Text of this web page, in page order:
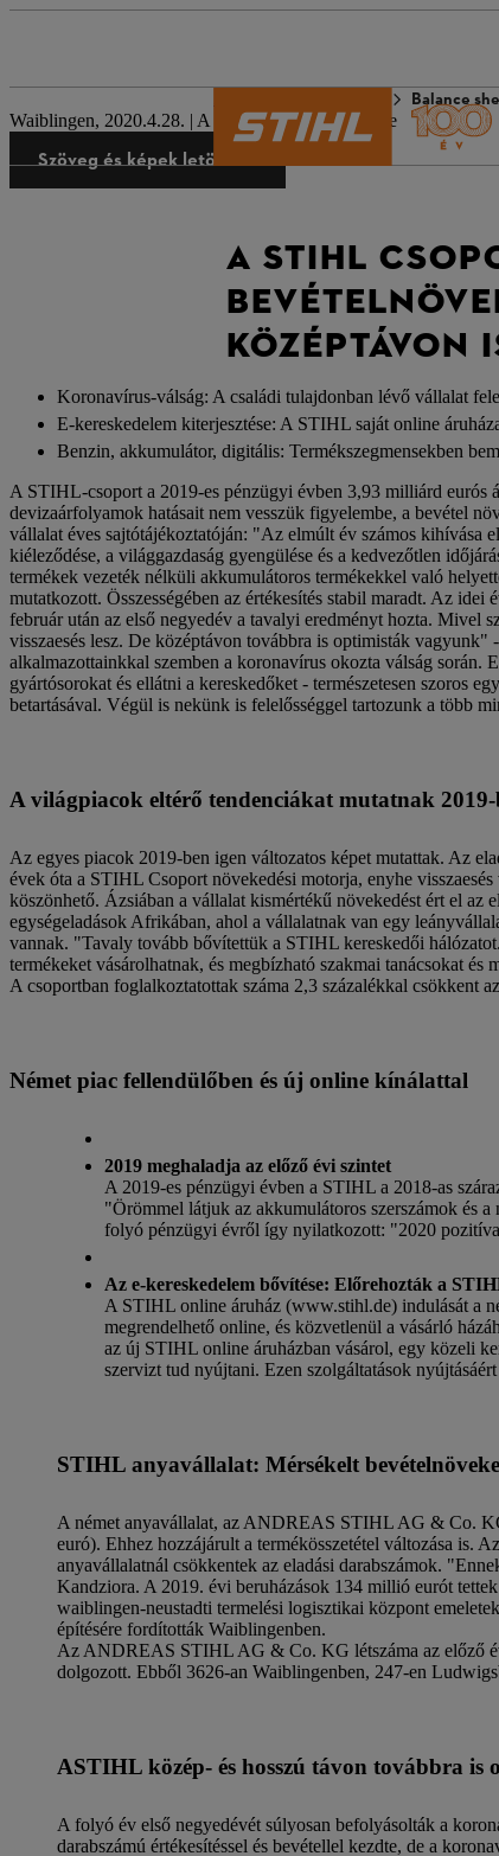
Balance
Waiblingen, 2020.4.28. | A vállalat sajtóközleménye
Szöveg és képek letöltése
A STIHL
KÖZÉPTÁVON
Koronavírus-válság: A családi tulajdonban lévő vállalat
E-kereskedelem kiterjesztése: A STIHL saját online
Benzin, akkumulátor, digitális: Termékszegmensekben
A STIHL-csoport a 2019-es pénzügyi évben 3,93 milliárd eurós
devizaárfolyamok hatásait nem vesszük figyelembe, a bevétel
vállalat éves sajtótájékoztatóján: "Az elmúlt év számos
kiéleződése, a világgazdaság gyengülése és a kedvezőtlen
termékek vezeték nélküli akkumulátoros termékekkel való
mutatkozott. Összességében az értékesítés stabil maradt. Az
február után az első negyedév a tavalyi eredményt hozta. Mivel
visszaesés lesz. De középtávon továbbra is optimisták
alkalmazottainkkal szemben a koronavírus okozta válság során.
gyártósorokat és ellátni a kereskedőket - természetesen szoros
betartásával. Végül is nekünk is felelősséggel tartozunk a több
A világpiacok eltérő tendenciákat mutatnak 2019-
Az egyes piacok 2019-ben igen változatos képet mutattak. Az
évek óta a STIHL Csoport növekedési motorja, enyhe
köszönhető. Ázsiában a vállalat kismértékű növekedést ért el
egységeladások Afrikában, ahol a vállalatnak van egy
vannak. "Tavaly tovább bővítettük a STIHL kereskedői
termékeket vásárolhatnak, és megbízható szakmai tanácsokat
A csoportban foglalkoztatottak száma 2,3 százalékkal csökkent
Német piac fellendülőben és új online kínálattal
2019 meghaladja az előző évi szintet
A 2019-es pénzügyi évben a STIHL a 2018-as
"Örömmel látjuk az akkumulátoros szerszámok és
folyó pénzügyi évről így nyilatkozott: "2020
Az e-kereskedelem bővítése: Előrehozták a
A STIHL online áruház (www.stihl.de) indulását a
megrendelhető online, és közvetlenül a vásárló
az új STIHL online áruházban vásárol, egy közeli
szervizt tud nyújtani. Ezen szolgáltatások
STIHL anyavállalat: Mérsékelt
A német anyavállalat, az ANDREAS STIHL AG & Co.
euró). Ehhez hozzájárult a termékösszetétel változása is.
anyavállalatnál csökkentek az eladási darabszámok.
Kandziora. A 2019. évi beruházások 134 millió eurót
waiblingen-neustadti termelési logisztikai központ
építésére fordították Waiblingenben.
Az ANDREAS STIHL AG & Co. KG létszáma az előző
dolgozott. Ebből 3626-an Waiblingenben, 247-en
ASTIHL közép- és hosszú távon továbbra is
A folyó év első negyedévét súlyosan befolyásolták a
darabszámú értékesítéssel és bevétellel kezdte, de a